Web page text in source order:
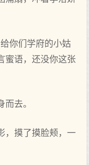
你们学府的小姑
蜜语，还没你这张
去。
，摸了摸脸颊，一